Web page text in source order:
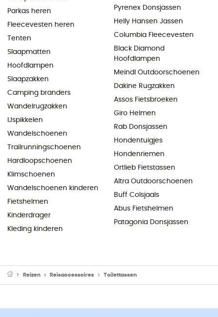
Parkas heren
Fleecevesten heren
Tenten
Slaapmatten
Hoofdlampen
Slaapzakken
Camping branders
Wandelrugzakken
IJspikkelen
Wandelschoenen
Trailrunningschoenen
Hardloopschoenen
Klimschoenen
Wandelschoenen kinderen
Fietshelmen
Kinderdrager
Kleding kinderen
Pyrenex Donsjassen
Helly Hansen Jassen
Columbia Fleecevesten
Black Diamond
Hoofdlampen
Meindl Outdoorschoenen
Dakine Rugzakken
Assos Fietsbroeken
Giro Helmen
Rab Donsjassen
Hondentuigjes
Hondenriemen
Ortlieb Fietstassen
Altra Outdoorschoenen
Buff Colsjaals
Abus Fietshelmen
Patagonia Donsjassen
Reizen Reisaccessoires Toilettassen